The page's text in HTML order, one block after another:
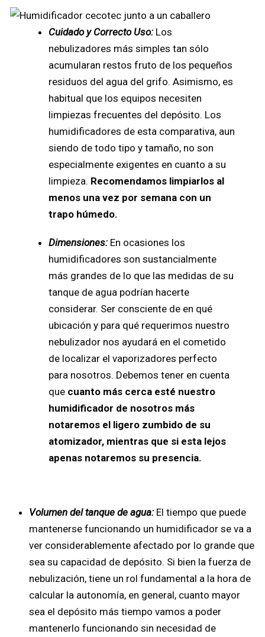
Cuidado y Correcto Uso: Los
nebulizadores más simples tan sólo
acumularan restos fruto de los pequeños
residuos del agua del grifo. Asimismo, es
habitual que los equipos necesiten
limpiezas frecuentes del depósito. Los
humidificadores de esta comparativa, aun
siendo de todo tipo y tamaño, no son
especialmente exigentes en cuanto a su
limpieza. Recomendamos limpiarlos al
menos una vez por semana con un
trapo húmedo.
Dimensiones: En ocasiones los
humidificadores son sustancialmente
más grandes de lo que las medidas de su
tanque de agua podrían hacerte
considerar. Ser consciente de en qué
ubicación y para qué requerimos nuestro
nebulizador nos ayudará en el cometido
de localizar el vaporizadores perfecto
para nosotros. Debemos tener en cuenta
que cuanto más cerca esté nuestro
humidificador de nosotros más
notaremos el ligero zumbido de su
atomizador, mientras que si esta lejos
apenas notaremos su presencia.
Volumen del tanque de agua: El tiempo que puede
mantenerse funcionando un humidificador se va a
ver considerablemente afectado por lo grande que
sea su capacidad de depósito. Si bien la fuerza de
nebulización, tiene un rol fundamental a la hora de
calcular la autonomía, en general, cuanto mayor
sea el depósito más tiempo vamos a poder
mantenerlo funcionando sin necesidad de